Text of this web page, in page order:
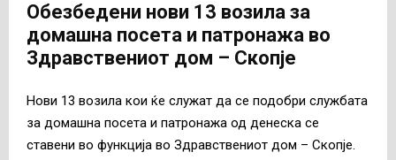
Обезбедени нови 13 возила за
домашна посета и патронажа во
Здравствениот дом – Скопје
Нови 13 возила кои ќе служат да се подобри службата
за домашна посета и патронажа од денеска се
ставени во функција во Здравствениот дом – Скопје.